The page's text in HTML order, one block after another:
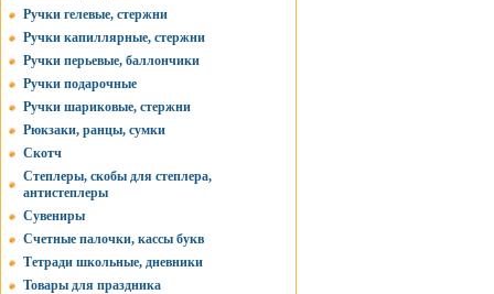
Ручки гелевые, стержни
Ручки капиллярные, стержни
Ручки перьевые, баллончики
Ручки подарочные
Ручки шариковые, стержни
Рюкзаки, ранцы, сумки
Скотч
Степлеры, скобы для степлера,
антистеплеры
Сувениры
Счетные палочки, кассы букв
Тетради школьные, дневники
Товары для праздника